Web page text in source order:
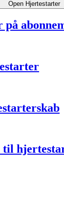
Open Hjertestarter